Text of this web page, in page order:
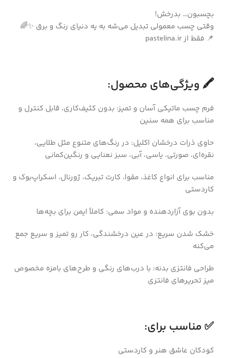
بچسبون… بدرخش!
وقتی چسب معمولی تبدیل می‌شه به یه دنیای رنگ و برق ✨🌈
📌 فقط از pastelina.ir
🖍️ ویژگی‌های محصول:
فرم چسب ماتیکی آسان و تمیز: بدون کثیف‌کاری، قابل کنترل و
مناسب برای همه سنین
حاوی ذرات درخشان اکلیل: در رنگ‌های متنوع مثل طلایی،
نقره‌ای، صورتی، یاسی، آبی، سبز نعنایی و رنگین‌کمانی
مناسب برای انواع کاغذ، مقوا، کارت تبریک، ژورنال، اسکراپ‌بوک و
کاردستی
بدون بوی آزاردهنده و مواد سمی: کاملاً ایمن برای بچه‌ها
خشک شدن سریع: در عین درخشندگی، کار رو تمیز و سریع جمع
می‌کنه
طراحی فانتزی بدنه: با درب‌های رنگی و طرح‌های بامزه مخصوص
میز تحریرهای فانتزی
✅ مناسب برای:
کودکان عاشق هنر و کاردستی